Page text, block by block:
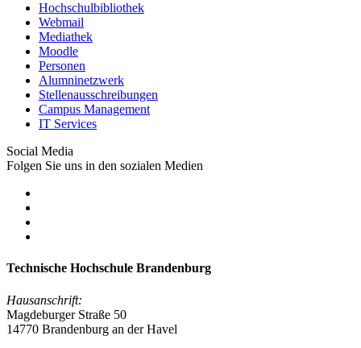
Hochschulbibliothek
Webmail
Mediathek
Moodle
Personen
Alumninetzwerk
Stellenausschreibungen
Campus Management
IT Services
Social Media
Folgen Sie uns in den sozialen Medien
Technische Hochschule Brandenburg
Hausanschrift:
Magdeburger Straße 50
14770 Brandenburg an der Havel